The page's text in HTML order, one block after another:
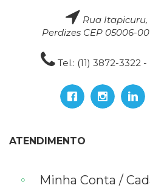
Rua Itapicuru,
Perdizes CEP 05006-
Tel.: (11) 3872-3322
ATENDIMENTO
Minha Conta /